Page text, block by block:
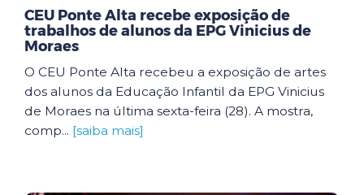
CEU Ponte Alta recebe exposição de
trabalhos de alunos da EPG Vinicius de
Moraes
O CEU Ponte Alta recebeu a exposição de artes
dos alunos da Educação Infantil da EPG Vinicius
de Moraes na última sexta-feira (28). A mostra,
comp... [saiba mais]